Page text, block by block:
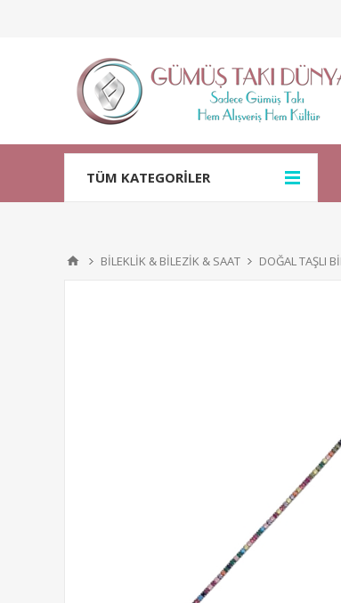
TÜM KATEGORİLER
BİLEKLİK & BİLEZİK & SAAT DOĞAL TAŞLI